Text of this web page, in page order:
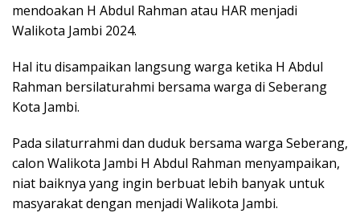
mendoakan H Abdul Rahman atau HAR menjadi
Walikota Jambi 2024.
Hal itu disampaikan langsung warga ketika H Abdul
Rahman bersilaturahmi bersama warga di Seberang
Kota Jambi.
Pada silaturrahmi dan duduk bersama warga Seberang,
calon Walikota Jambi H Abdul Rahman menyampaikan,
niat baiknya yang ingin berbuat lebih banyak untuk
masyarakat dengan menjadi Walikota Jambi.